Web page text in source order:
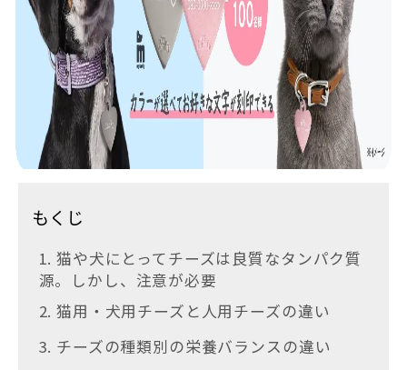
もくじ
1. 猫や犬にとってチーズは良質なタンパク質
源。しかし、注意が必要
2. 猫用・犬用チーズと人用チーズの違い
3. チーズの種類別の栄養バランスの違い